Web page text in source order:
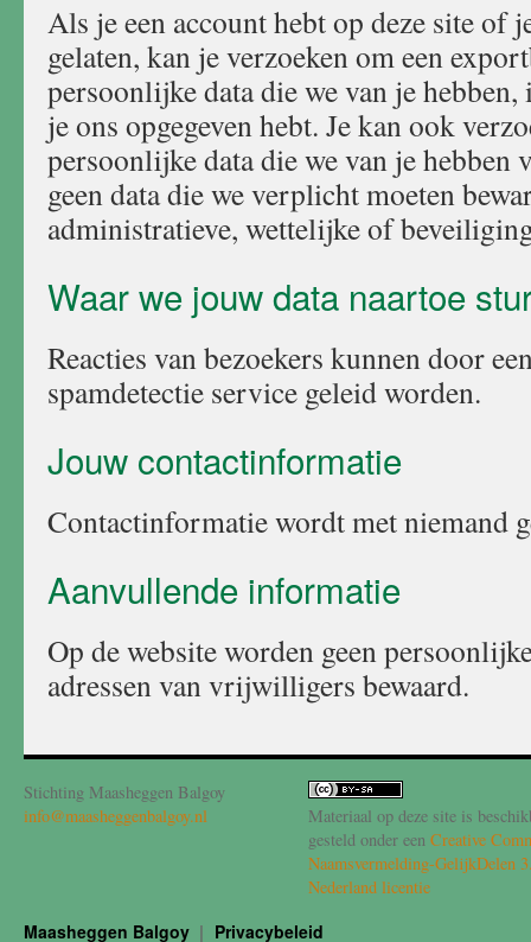
Als je een account hebt op deze site of
gelaten, kan je verzoeken om een
persoonlijke data die we van je
je ons opgegeven hebt. Je kan ook
persoonlijke data die we van je hebben
geen data die we verplicht moeten
administratieve, wettelijke of
Waar we jouw data naartoe
Reacties van bezoekers kunnen door
spamdetectie service geleid worden.
Jouw contactinformatie
Contactinformatie wordt met niemand
Aanvullende informatie
Op de website worden geen
adressen van vrijwilligers bewaard.
Stichting Maasheggen Balgoy
info@maasheggenbalgoy.nl
Materiaal op deze site is
gesteld onder een Creative
Naamsvermelding-GelijkDelen
Nederland licentie
Maasheggen Balgoy Privacybeleid